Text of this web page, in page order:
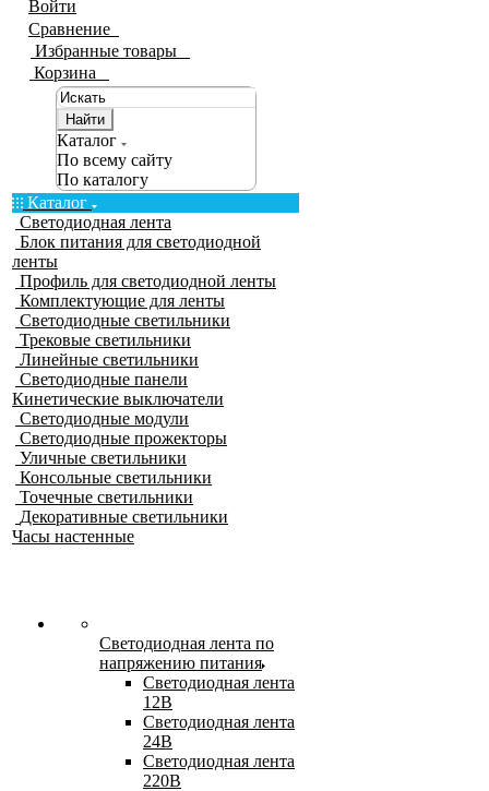
Войти
Сравнение
Избранные товары
Корзина
Найти
Каталог
По всему сайту
По каталогу
Каталог
Светодиодная лента
Блок питания для светодиодной
ленты
Профиль для светодиодной ленты
Комплектующие для ленты
Светодиодные светильники
Трековые светильники
Линейные светильники
Светодиодные панели
Кинетические выключатели
Светодиодные модули
Светодиодные прожекторы
Уличные светильники
Консольные светильники
Точечные светильники
Декоративные светильники
Часы настенные
Светодиодная лента по
напряжению питания
Светодиодная лента
12В
Светодиодная лента
24В
Светодиодная лента
220В